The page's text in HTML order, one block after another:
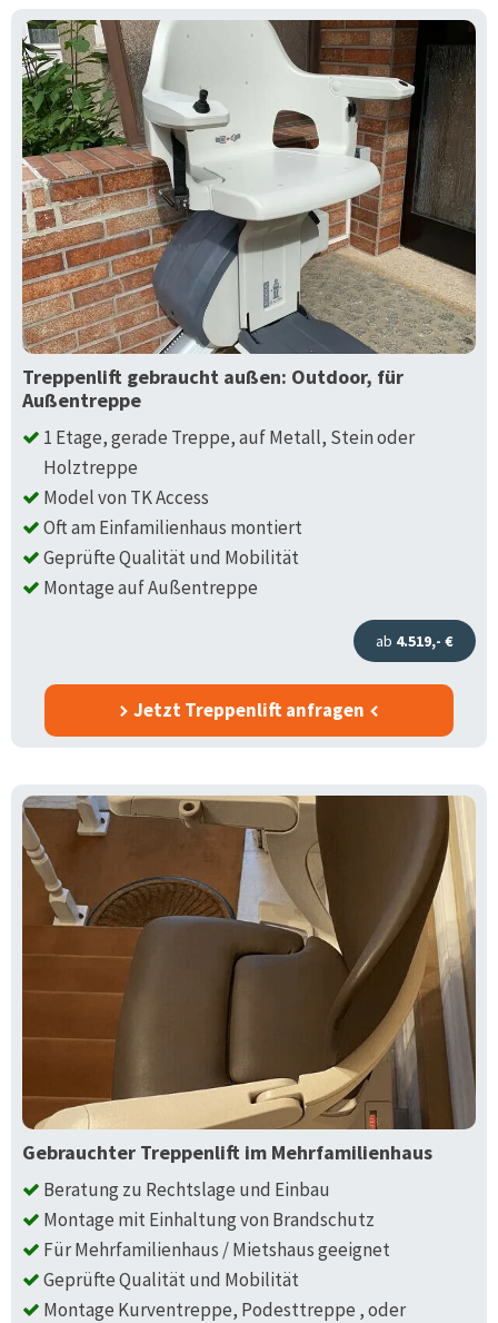
Treppenlift gebraucht außen: Outdoor, für
Außentreppe
1 Etage, gerade Treppe, auf Metall, Stein oder
Holztreppe
Model von TK Access
Oft am Einfamilienhaus montiert
Geprüfte Qualität und Mobilität
Montage auf Außentreppe
ab 4.519,- €
Jetzt Treppenlift anfragen
Gebrauchter Treppenlift im Mehrfamilienhaus
Beratung zu Rechtslage und Einbau
Montage mit Einhaltung von Brandschutz
Für Mehrfamilienhaus / Mietshaus geeignet
Geprüfte Qualität und Mobilität
Montage Kurventreppe, Podesttreppe , oder